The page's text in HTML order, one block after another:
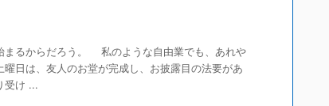
るからだろう。 私のような自由業でも、あれや
日は、友人のお堂が完成し、お披露目の法要があ
受け ...